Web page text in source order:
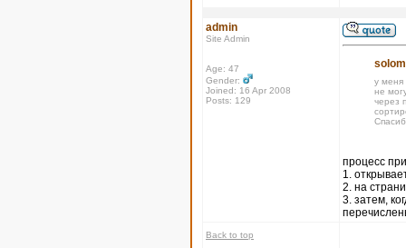
admin
Site Admin
Age: 47
Gender:
Joined: 16 Apr 2008
Posts: 129
у меня
не
через
процесс
1.
2. на
3. затем,
Back to top